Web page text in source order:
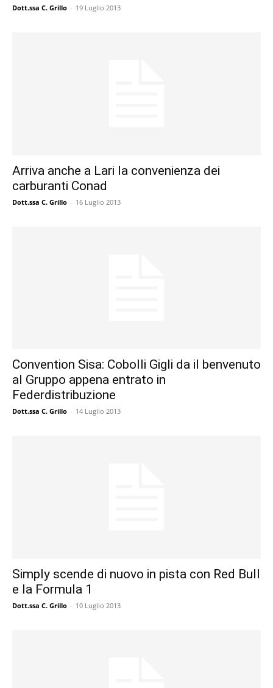
Dott.ssa C. Grillo - 19 Luglio 2013
Arriva anche a Lari la convenienza dei
carburanti Conad
Dott.ssa C. Grillo - 16 Luglio 2013
Convention Sisa: Cobolli Gigli da il benvenuto
al Gruppo appena entrato in
Federdistribuzione
Dott.ssa C. Grillo - 14 Luglio 2013
Simply scende di nuovo in pista con Red Bull
e la Formula 1
Dott.ssa C. Grillo - 10 Luglio 2013